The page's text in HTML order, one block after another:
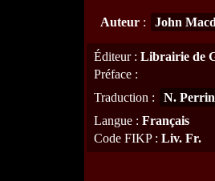
Auteur : John
Éditeur: Librairie de
Préface :
Traduction :
N. Perrin
Langue : Français
Code FIKP: Liv. Fr.